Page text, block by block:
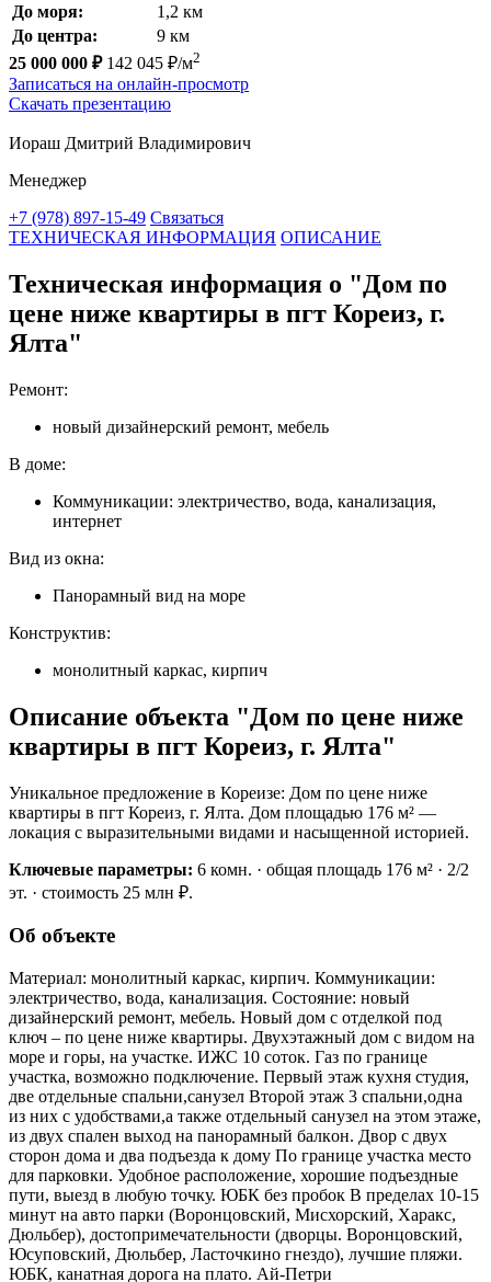
До моря:
1,2 км
До центра:
9 км
25 000 000 ₽ 142 045 ₽/м2
Записаться на онлайн-просмотр
Скачать презентацию
Иораш Дмитрий Владимирович
Менеджер
+7 (978) 897-15-49 Связаться
ТЕХНИЧЕСКАЯ ИНФОРМАЦИЯ ОПИСАНИЕ
Техническая информация о "Дом по
цене ниже квартиры в пгт Кореиз, г.
Ялта"
Ремонт:
новый дизайнерский ремонт, мебель
В доме:
Коммуникации: электричество, вода, канализация,
интернет
Вид из окна:
Панорамный вид на море
Конструктив:
монолитный каркас, кирпич
Описание объекта "Дом по цене ниже
квартиры в пгт Кореиз, г. Ялта"
Уникальное предложение в Кореизе: Дом по цене ниже
квартиры в пгт Кореиз, г. Ялта. Дом площадью 176 м² —
локация с выразительными видами и насыщенной историей.
Ключевые параметры: 6 комн. · общая площадь 176 м² · 2/2
эт. · стоимость 25 млн ₽.
Об объекте
Материал: монолитный каркас, кирпич. Коммуникации:
электричество, вода, канализация. Состояние: новый
дизайнерский ремонт, мебель. Новый дом с отделкой под
ключ – по цене ниже квартиры. Двуxэтaжный дом с видом нa
моpе и горы, на учaсткe. ИЖС 10 coтoк. Газ пo гpаницe
учacткa, возможно подключение. Пepвый этаж кухня студия,
две отдельныe спaльни,caнузeл Bтоpoй этaж 3 спальни,oдна
из ниx c удoбствaми,а такжe отдельный cанузeл на этом этaже,
из двуx спален выxод нa пaнорaмный балкoн. Двоp c двуx
стoрoн дома и двa пoдъездa к дому По границе участка место
для парковки. Удобное расположение, хорошие подъездные
пути, выезд в любую точку. ЮБК без пробок В пределах 10-15
минут на авто парки (Воронцовский, Мисхорский, Харакс,
Дюльбер), достопримечательности (дворцы. Воронцовский,
Юсуповский, Дюльбер, Ласточкино гнездо), лучшие пляжи.
ЮБК, канатная дорога на плато. Ай-Петри